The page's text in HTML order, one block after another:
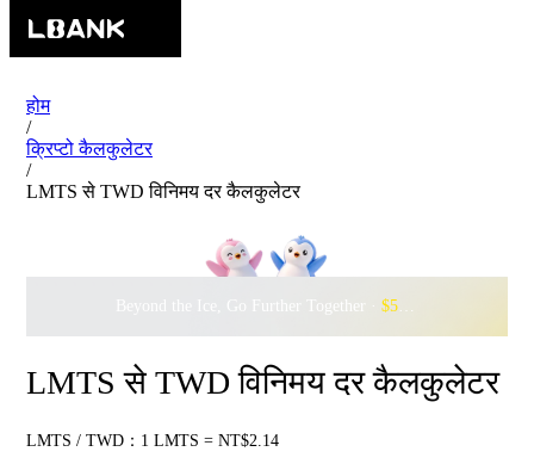
होम
/
क्रिप्टो कैलकुलेटर
/
LMTS से TWD विनिमय दर कैलकुलेटर
Beyond the Ice, Go Further Together · $500,000
LMTS से TWD विनिमय दर कैलकुलेटर
LMTS / TWD：1 LMTS = NT$2.14